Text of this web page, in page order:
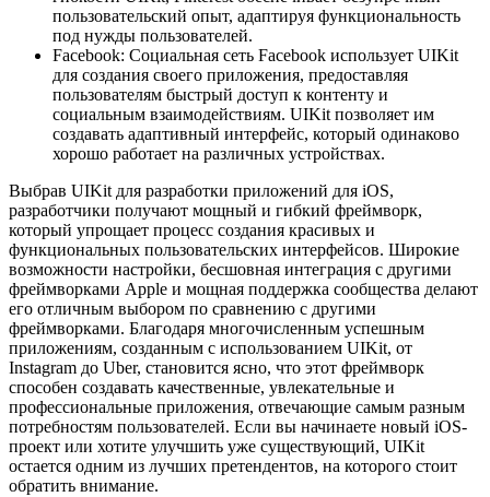
пользовательский опыт, адаптируя функциональность
под нужды пользователей.
Facebook: Социальная сеть Facebook использует UIKit
для создания своего приложения, предоставляя
пользователям быстрый доступ к контенту и
социальным взаимодействиям. UIKit позволяет им
создавать адаптивный интерфейс, который одинаково
хорошо работает на различных устройствах.
Выбрав UIKit для разработки приложений для iOS,
разработчики получают мощный и гибкий фреймворк,
который упрощает процесс создания красивых и
функциональных пользовательских интерфейсов. Широкие
возможности настройки, бесшовная интеграция с другими
фреймворками Apple и мощная поддержка сообщества делают
его отличным выбором по сравнению с другими
фреймворками. Благодаря многочисленным успешным
приложениям, созданным с использованием UIKit, от
Instagram до Uber, становится ясно, что этот фреймворк
способен создавать качественные, увлекательные и
профессиональные приложения, отвечающие самым разным
потребностям пользователей. Если вы начинаете новый iOS-
проект или хотите улучшить уже существующий, UIKit
остается одним из лучших претендентов, на которого стоит
обратить внимание.